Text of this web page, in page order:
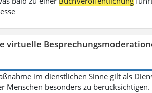
virtuelle
im dienstlichen Sinne gilt als
Menschen besonders zu berücksichtigen.